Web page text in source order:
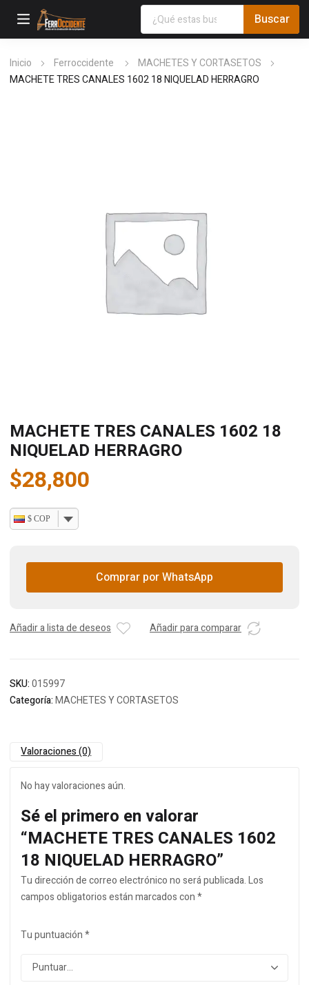
Inicio Ferroccidente
MACHETES Y CORTASETOS
MACHETE TRES CANALES 1602 18 NIQUELAD HERRAGRO
MACHETE TRES CANALES 1602 18
NIQUELAD HERRAGRO
$28,800
$ COP
Comprar por WhatsApp
Añadir a lista de deseos Añadir para comparar
SKU:015997
Categoría:MACHETES Y CORTASETOS
Valoraciones (0)
No hay valoraciones aún.
Sé el primero en valorar
“MACHETE TRES CANALES 1602
18 NIQUELAD HERRAGRO”
Tu dirección de correo electrónico no será publicada.Los
campos obligatorios están marcados con*
Tu puntuación*